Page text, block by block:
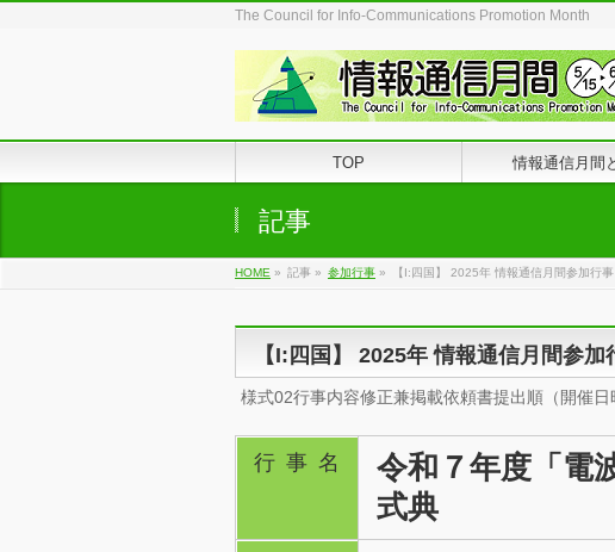
The Council for Info-Communications Promotion Month
TOP 情報通信月間
記事
HOME » 記事 » 参加行事 » 【I:四国】 2025年 情報通信月間参加行事
【I:四国】 2025年 情報通信月間参加
様式02行事内容修正兼掲載依頼書提出順（開催日
行事名
令和７年度「電
式典